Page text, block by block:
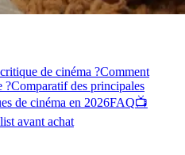
de cinéma ?Comment
?Comparatif des principales
de cinéma en 2026FAQ📺
avant achat